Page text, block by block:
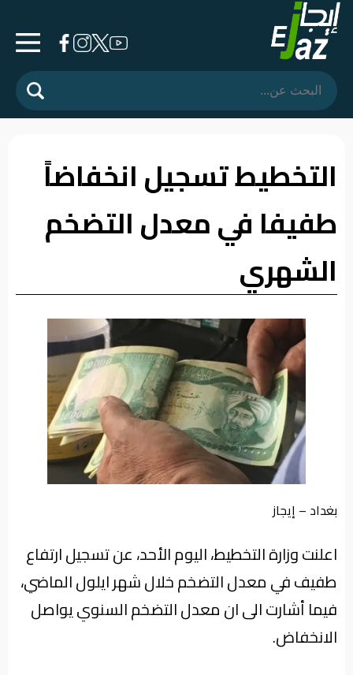
الرئيسية
المشهد
فرشة
الأسواق
وموقف
الفيديوهات
التخطيط تسجيل انخفاضاً
طفيفا في معدل التضخم
الشهري
بغداد – إيجاز
اعلنت وزارة التخطيط، اليوم الأحد، عن تسجيل ارتفاع
طفيف في معدل التضخم خلال شهر ايلول الماضي،
فيما أشارت الى ان معدل التضخم السنوي يواصل
الانخفاض.